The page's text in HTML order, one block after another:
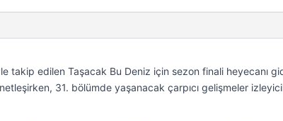
takip edilen Taşacak Bu Deniz için sezon finali heyecanı
31. bölümde yaşanacak çarpıcı gelişmeler